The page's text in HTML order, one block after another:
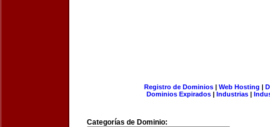
Registro de Dominios| Web Hosting |
Dominios Expirados | Industrias |
Categorías de Dominio: